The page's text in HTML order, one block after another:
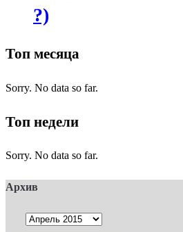
?)
Топ месяца
Sorry. No data so far.
Топ недели
Sorry. No data so far.
Архив